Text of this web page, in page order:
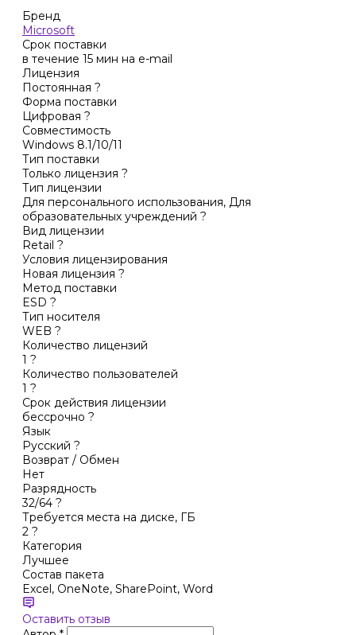
Бренд
Microsoft
Срок поставки
в течение 15 мин на e-mail
Лицензия
Постоянная ?
Форма поставки
Цифровая ?
Совместимость
Windows 8.1/10/11
Тип поставки
Только лицензия ?
Тип лицензии
Для персонального использования, Для
образовательных учреждений ?
Вид лицензии
Retail ?
Условия лицензирования
Новая лицензия ?
Метод поставки
ESD ?
Тип носителя
WEB ?
Количество лицензий
1 ?
Количество пользователей
1 ?
Срок действия лицензии
бессрочно ?
Язык
Русский ?
Возврат / Обмен
Нет
Разрядность
32/64 ?
Требуется места на диске, ГБ
2 ?
Категория
Лучшее
Состав пакета
Excel, OneNote, SharePoint, Word
Оставить отзыв